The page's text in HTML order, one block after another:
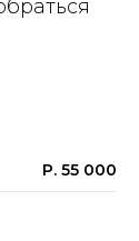
Р. 55 000